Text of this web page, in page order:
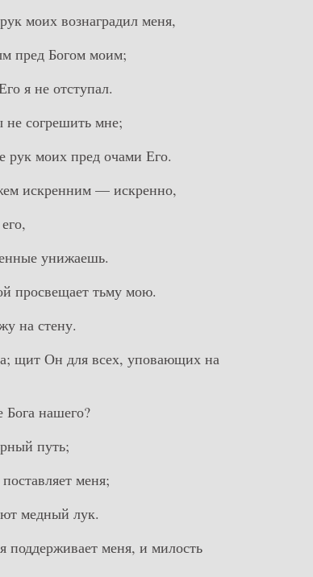
моих вознаградил меня,
пред Богом моим;
я не отступал.
согрешить мне;
рук моих пред очами Его.
искренним — искренно,
унижаешь.
просвещает тьму мою.
на стену.
щит Он для всех, уповающих на
Бога нашего?
путь;
меня;
медный лук.
поддерживает меня, и милость